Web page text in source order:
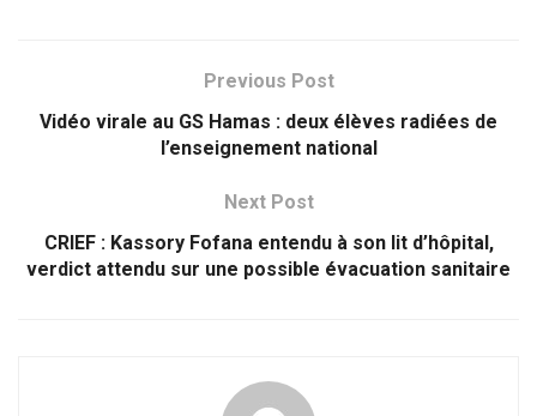
Previous Post
Vidéo virale au GS Hamas : deux élèves radiées de
l’enseignement national
Next Post
CRIEF : Kassory Fofana entendu à son lit d’hôpital,
verdict attendu sur une possible évacuation sanitaire